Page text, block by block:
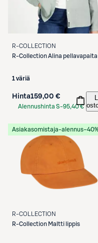
R-COLLECTION
R-CollectionAlina pellavapaita
1 väriä
Hinta159,00 €
Alennushinta S-95,40 €
Asiakasomistaja-alennus
R-COLLECTION
R-Collection Maltti lippis